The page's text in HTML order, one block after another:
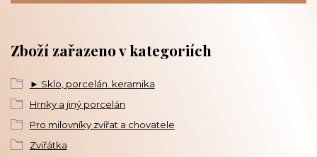
Zboží zařazeno v kategoriích
► Sklo, porcelán. keramika
Hrnky a jiný porcelán
Pro milovníky zvířat a chovatele
Zvířátka